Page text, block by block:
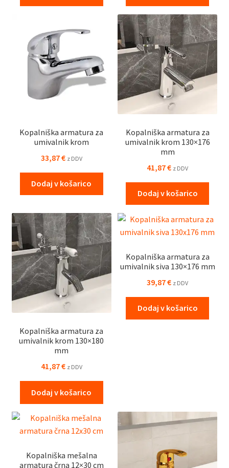
Kopalniška armatura za
umivalnik krom
33,87€ z DDV
Dodaj v košarico
Kopalniška armatura za
umivalnik krom 130×176
mm
41,87€ z DDV
Dodaj v košarico
Kopalniška armatura za
umivalnik krom 130×180
mm
41,87€ z DDV
Dodaj v košarico
Kopalniška armatura za
umivalnik siva 130×176 mm
39,87€ z DDV
Dodaj v košarico
Kopalniška mešalna
armatura črna 12×30 cm